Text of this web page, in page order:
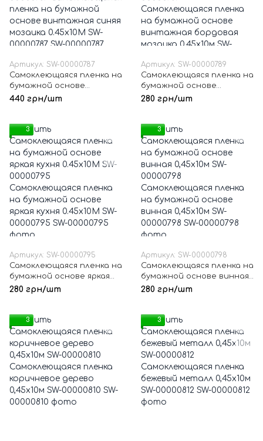
Артикул: SW-00000787
Самоклеющаяся пленка на
бумажной основе
винтажная синяя мозаика
440 грн/шт
Артикул: SW-00000789
Самоклеющаяся пленка на
бумажной основе
винтажная бордовая
280 грн/шт
3
Артикул: SW-00000795
Самоклеющаяся пленка на
бумажной основе яркая
кухня 0.45х10M SW-00000795
280 грн/шт
3
Артикул: SW-00000798
Самоклеющаяся пленка на
бумажной основе винная
0,45х10м SW-00000798
280 грн/шт
3 3